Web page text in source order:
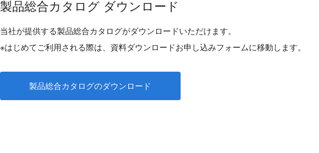
製品総合カタログ ダウンロード
当社が提供する製品総合カタログがダウンロードいただけます。
※はじめてご利用される際は、資料ダウンロードお申し込みフォームに移動します。
製品総合カタログのダウンロード